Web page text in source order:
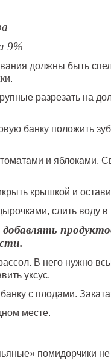
9%
должны быть
разрезать на
банку положить
и яблоками.
крышкой и
слить воду
В него нужно
уксус.
с плодами.
месте.
помидорчики